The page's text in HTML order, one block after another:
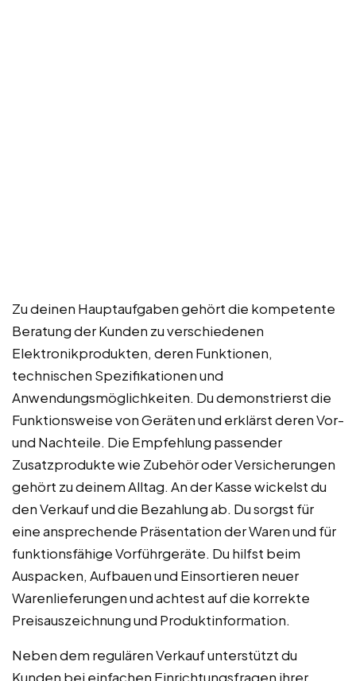
Zu deinen Hauptaufgaben gehört die kompetente
Beratung der Kunden zu verschiedenen
Elektronikprodukten, deren Funktionen,
technischen Spezifikationen und
Anwendungsmöglichkeiten. Du demonstrierst die
Funktionsweise von Geräten und erklärst deren Vor-
und Nachteile. Die Empfehlung passender
Zusatzprodukte wie Zubehör oder Versicherungen
gehört zu deinem Alltag. An der Kasse wickelst du
den Verkauf und die Bezahlung ab. Du sorgst für
eine ansprechende Präsentation der Waren und für
funktionsfähige Vorführgeräte. Du hilfst beim
Auspacken, Aufbauen und Einsortieren neuer
Warenlieferungen und achtest auf die korrekte
Preisauszeichnung und Produktinformation.
Neben dem regulären Verkauf unterstützt du
Kunden bei einfachen Einrichtungsfragen ihrer